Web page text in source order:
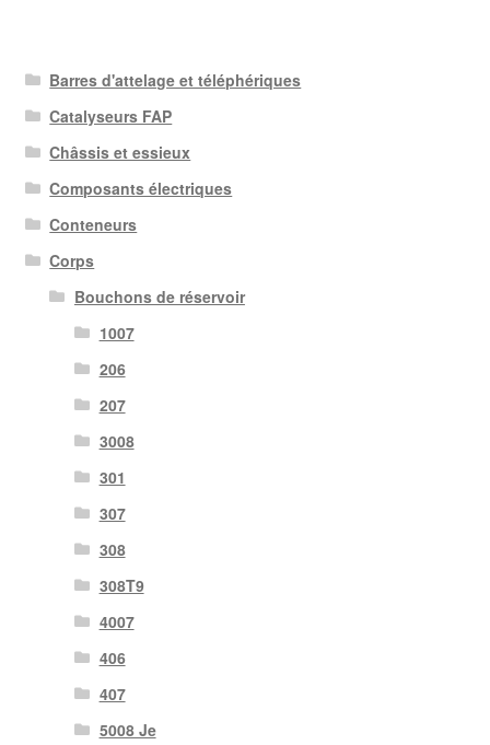
Barres d'attelage et téléphériques
Catalyseurs FAP
Châssis et essieux
Composants électriques
Conteneurs
Corps
Bouchons de réservoir
1007
206
207
3008
301
307
308
308T9
4007
406
407
5008 Je